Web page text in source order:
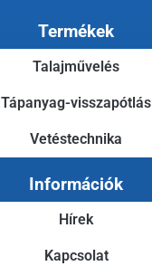
Termékek
Talajművelés
Tápanyag-visszapótlás
Vetéstechnika
Információk
Hírek
Kapcsolat